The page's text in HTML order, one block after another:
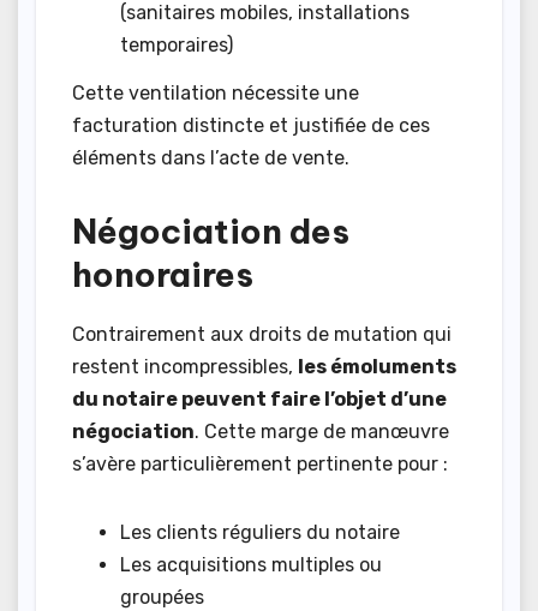
(sanitaires mobiles, installations
temporaires)
Cette ventilation nécessite une
facturation distincte et justifiée de ces
éléments dans l’acte de vente.
Négociation des
honoraires
Contrairement aux droits de mutation qui
restent incompressibles, les émoluments
du notaire peuvent faire l’objet d’une
négociation. Cette marge de manœuvre
s’avère particulièrement pertinente pour :
Les clients réguliers du notaire
Les acquisitions multiples ou
groupées